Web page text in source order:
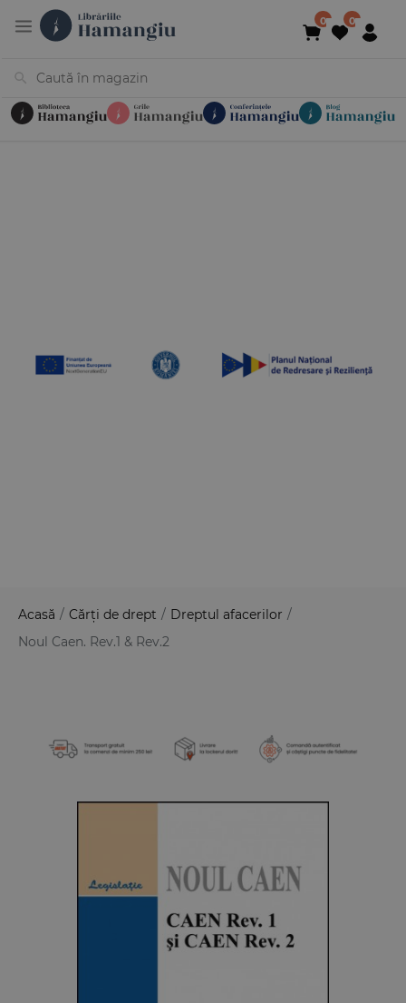
Acasă / Cărți de drept / Dreptul afacerilor /
Noul Caen. Rev.1 & Rev.2